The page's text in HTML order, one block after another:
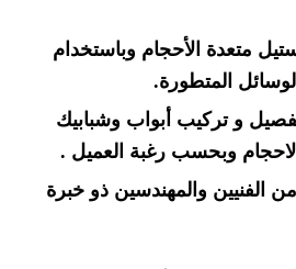
متعدة الأحجام وباستخدام
المتطورة.
و تركيب أبواب وشبابيك
الاحجام وبحسب رغبة العميل .
الفنيين والمهندسين ذو خبرة